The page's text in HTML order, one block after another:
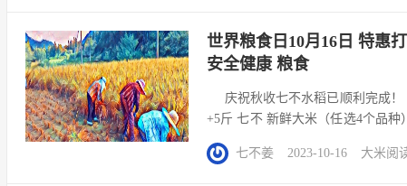
世界粮食日10月16日 特惠
安全健康 粮食
庆祝秋收七不水稻已顺利完成
+5斤 七不 新鲜大米（任选4个品
七不姜 2023-10-16 大米阅